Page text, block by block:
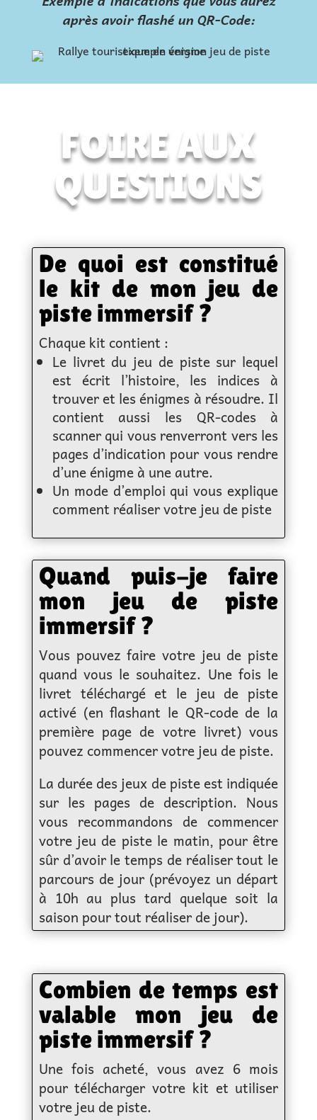
après avoir flashé un QR-Code:
FOIRE AUX
QUESTIONS
De quoi est constitué
le kit de mon jeu de
piste immersif ?
Chaque kit contient :
Le livret du jeu de piste sur lequel
est écrit l’histoire, les indices à
trouver et les énigmes à résoudre. Il
contient aussi les QR-codes à
scanner qui vous renverront vers les
pages d’indication pour vous rendre
d’une énigme à une autre.
Un mode d’emploi qui vous explique
comment réaliser votre jeu de piste
Quand puis-je faire
mon jeu de piste
immersif ?
Vous pouvez faire votre jeu de piste
quand vous le souhaitez. Une fois le
livret téléchargé et le jeu de piste
activé (en flashant le QR-code de la
première page de votre livret) vous
pouvez commencer votre jeu de piste.
La durée des jeux de piste est indiquée
sur les pages de description. Nous
vous recommandons de commencer
votre jeu de piste le matin, pour être
sûr d’avoir le temps de réaliser tout le
parcours de jour (prévoyez un départ
à 10h au plus tard quelque soit la
saison pour tout réaliser de jour).
Combien de temps est
valable mon jeu de
piste immersif ?
Une fois acheté, vous avez 6 mois
pour télécharger votre kit et utiliser
votre jeu de piste.